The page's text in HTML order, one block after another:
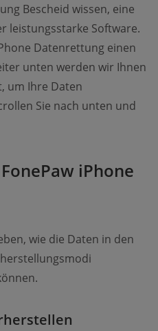
Bescheid wissen, eine
leistungsstarke Software.
Datenrettung einen
unten werden wir Ihnen
um Ihre Daten
Sie nach unten und
iPhone
wie die Daten in den